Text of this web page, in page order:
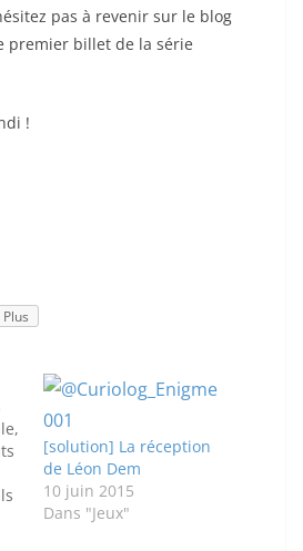
pas à revenir sur le blog
premier billet de la série
!
Plus
[solution] La réception
de Léon Dem
10 juin 2015
Dans "Jeux"